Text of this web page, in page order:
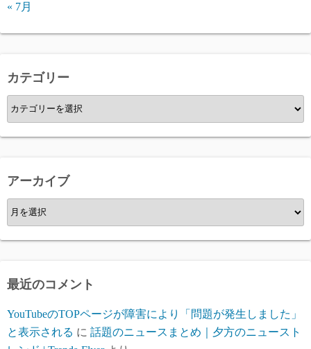
« 7月
カテゴリー
カ
テ
ゴ
ー
アーカイブ
ア
ー
カ
ブ
最近のコメント
YouTubeのTOPページが障害により「問題が発生しました」
と表示される に 話題のニュースまとめ｜夕方のニュースト